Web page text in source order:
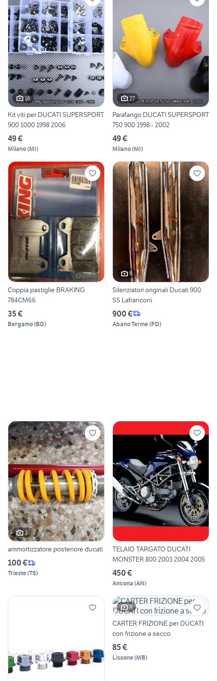
16
Kit viti per DUCATI SUPERSPORT
900 1000 1998 2006
49 €
Milano(MI)
27
Parafango DUCATI SUPERSPORT
750 900 1998 - 2002
49 €
Milano(MI)
Coppia pastiglie BRAKING
784CM66
35 €
Bergamo(BG)
6
Silenziatori originali Ducati 900
SS Lafranconi
900 €
Abano Terme(PD)
3
ammortizzatore posteriore ducati
100 €
Trieste(TS)
TELAIO TARGATO DUCATI
MONSTER 800 2003 2004 2005
450 €
Ancona (AN)
9
CARTER FRIZIONE per DUCATI
con frizione a secco
85 €
Lissone(MB)